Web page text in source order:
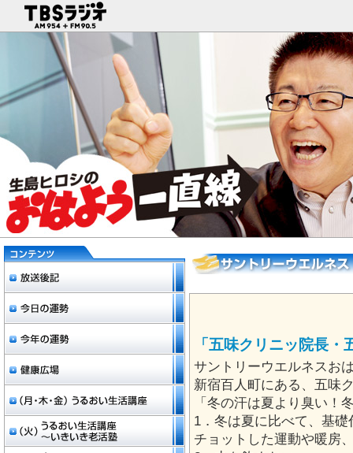
「五味クリニッ院長・
サントリーウエルネスお
新宿百人町にある、五味
「冬の汗は夏より臭い！
1．冬は夏に比べて、基
チョットした運動や暖房